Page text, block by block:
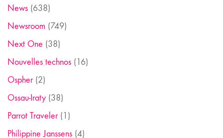
News (638)
Newsroom (749)
Next One (38)
Nouvelles technos (16)
Ospher(2)
Ossau-Iraty (38)
Parrot Traveler(1)
Philippine Janssens (4)